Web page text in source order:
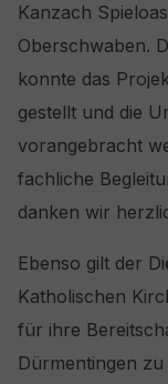
Kanzach
Oberschwaben.
konnte das
gestellt und die
vorangebracht
fachliche
danken wir
Ebenso gilt der
Katholischen
für ihre
Dürmentingen